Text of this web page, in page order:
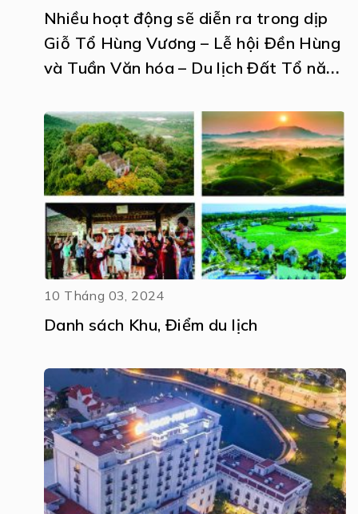
Nhiều hoạt động sẽ diễn ra trong dịp
Giỗ Tổ Hùng Vương – Lễ hội Đền Hùng
và Tuần Văn hóa – Du lịch Đất Tổ năm
10 Tháng 03, 2024
Danh sách Khu, Điểm du lịch